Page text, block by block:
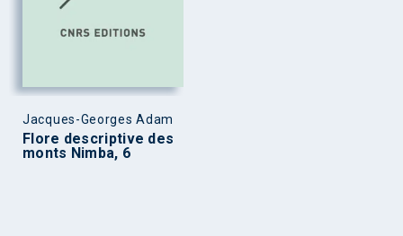
Jacques-Georges Adam
Flore descriptive des
monts Nimba, 6